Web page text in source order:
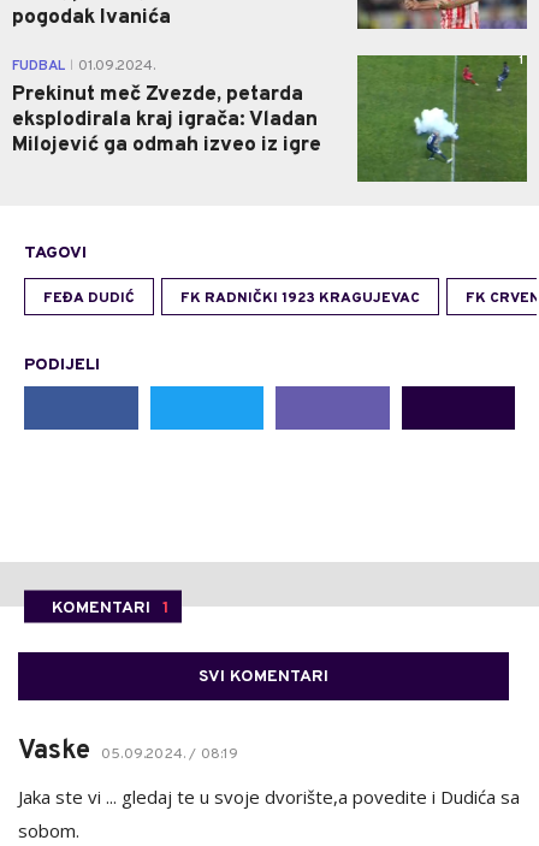
pogodak Ivanića
FUDBAL 01.09.2024.
Prekinut meč Zvezde, petarda
eksplodirala kraj igrača: Vladan
Milojević ga odmah izveo iz igre
1
TAGOVI
FEĐA DUDIĆ FK RADNIČKI 1923 KRAGUJEVAC FK
PODIJELI
KOMENTARI 1
SVI KOMENTARI
Vaske 05.09.2024. / 08:19
Jaka ste vi ... gledaj te u svoje dvorište,a povedite i Dudića sa
sobom.